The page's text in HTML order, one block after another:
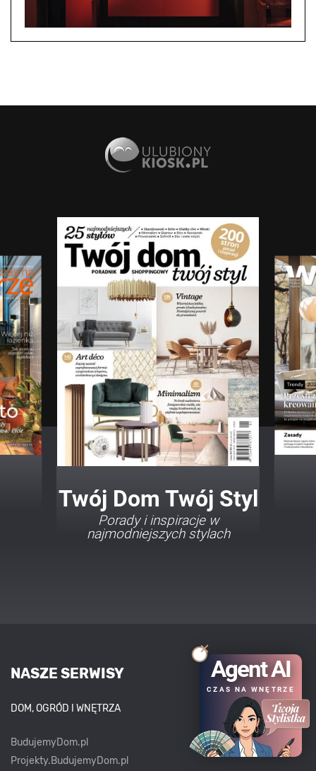
Twój Dom Twój Styl
Porady i inspiracje w
najmodniejszych stylach
NASZE SERWISY
DOM, OGRÓD I WNĘTRZA
BudujemyDom.pl
Projekty.BudujemyDom.pl
Agent AI
CZAS NA WNĘTRZE